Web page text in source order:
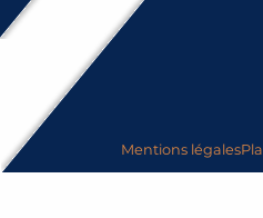
Mentions légales